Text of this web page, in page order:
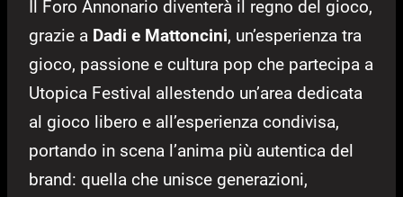
Il Foro Annonario diventerà il regno del gioco,
grazie a Dadi e Mattoncini, un’esperienza tra
gioco, passione e cultura pop che partecipa a
Utopica Festival allestendo un’area dedicata
al gioco libero e all’esperienza condivisa,
portando in scena l’anima più autentica del
brand: quella che unisce generazioni,